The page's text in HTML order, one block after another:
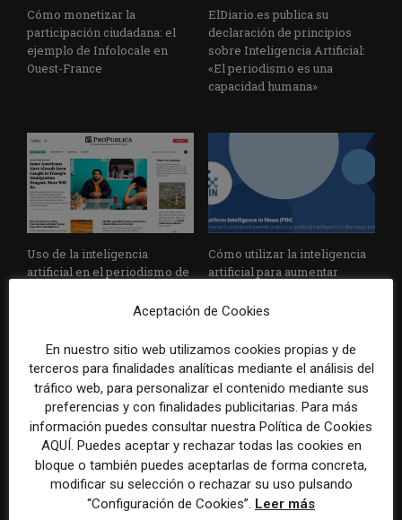
Cómo monetizar la
participación ciudadana: el
ejemplo de Infolocale en
Ouest-France
ElDiario.es publica su
declaración de principios
sobre Inteligencia Artificial:
«El periodismo es una
capacidad humana»
Uso de la inteligencia
artificial en el periodismo de
Cómo utilizar la inteligencia
artificial para aumentar
Ekstra Bladet
Cómo es el plan de
suscripciones para atraer
audiencias jóvenes del
Medios latinos en el exilio:
los desafíos para ser
sostenibles, relevantes y
Aceptación de Cookies
En nuestro sitio web utilizamos cookies propias y de
terceros para finalidades analíticas mediante el análisis del
tráfico web, para personalizar el contenido mediante sus
preferencias y con finalidades publicitarias. Para más
información puedes consultar nuestra Política de Cookies
AQUÍ. Puedes aceptar y rechazar todas las cookies en
bloque o también puedes aceptarlas de forma concreta,
modificar su selección o rechazar su uso pulsando
“Configuración de Cookies”. Leer más